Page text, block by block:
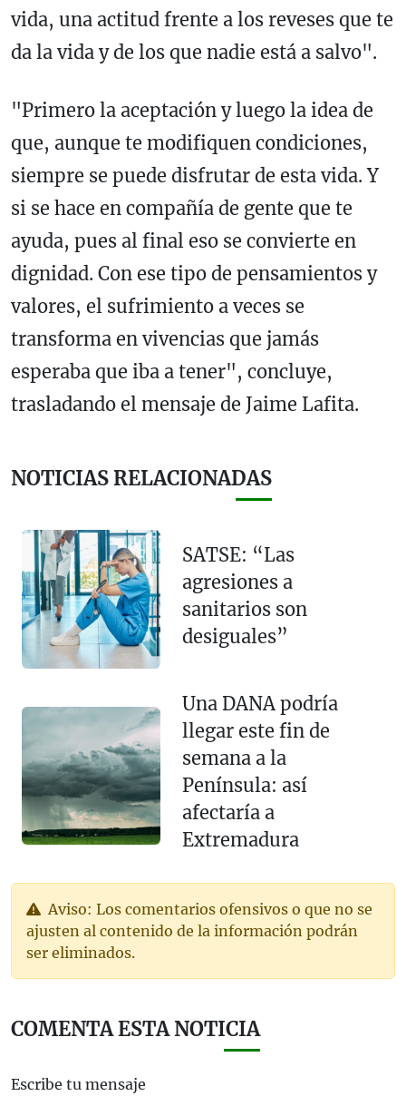
vida, una actitud frente a los reveses que te
da la vida y de los que nadie está a salvo".
"Primero la aceptación y luego la idea de
que, aunque te modifiquen condiciones,
siempre se puede disfrutar de esta vida. Y
si se hace en compañía de gente que te
ayuda, pues al final eso se convierte en
dignidad. Con ese tipo de pensamientos y
valores, el sufrimiento a veces se
transforma en vivencias que jamás
esperaba que iba a tener", concluye,
trasladando el mensaje de Jaime Lafita.
NOTICIAS RELACIONADAS
SATSE: “Las
agresiones a
sanitarios son
desiguales”
Una DANA podría
llegar este fin de
semana a la
Península: así
afectaría a
Extremadura
Aviso: Los comentarios ofensivos o que no se
ajusten al contenido de la información podrán
ser eliminados.
COMENTA ESTA NOTICIA
Escribe tu mensaje